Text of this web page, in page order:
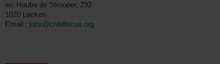
av. Houba de Strooper, 292
1020 Laeken
Email : jobs@childfocus.org